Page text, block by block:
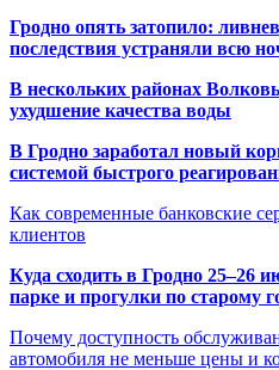
Гродно опять затопило:
последствия устраняли всю
В нескольких районах
ухудшение качества воды
В Гродно заработал новый
системой быстрого
Как современные банковские
клиентов
Куда сходить в Гродно 25–26
парке и прогулки по старому
Почему доступность
автомобиля не меньше цены и